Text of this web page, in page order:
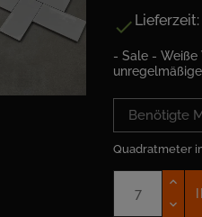

- Sale -
Quadratmeter